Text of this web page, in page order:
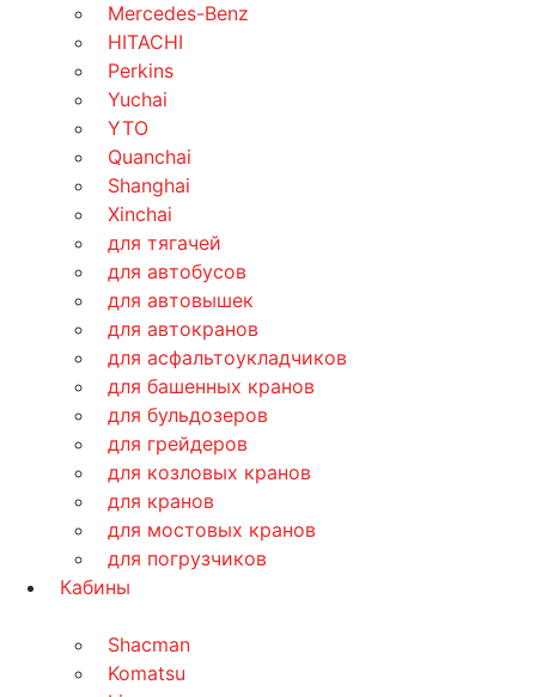
Mercedes-Benz
HITACHI
Perkins
Yuchai
YTO
Quanchai
Shanghai
Xinchai
для тягачей
для автобусов
для автовышек
для автокранов
для асфальтоукладчиков
для башенных кранов
для бульдозеров
для грейдеров
для козловых кранов
для кранов
для мостовых кранов
для погрузчиков
Кабины
Shacman
Komatsu